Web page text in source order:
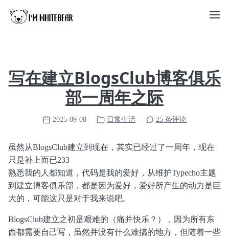
写在建立BlogsClub博客俱乐
部一周年之际
2025-09-08 日常生活 25 条评论
虽然从BlogsClub建立到现在，其实已经过了一周年，现在
只是补上而已233
熟悉我的人都知道，代码是我的爱好，从维护Typecho主题
到建立博客俱乐部，都是因为爱好，爱好所产生的动力是巨
大的，可能这只是对于我来说吧。
BlogsClub建立之初是艰难的（痛并快乐？），因为所有东
西都需要自己写，虽然并没有什么难搞的地方，但随着一些